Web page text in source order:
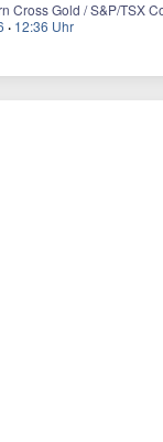
Cross Gold / S&P/TSX
· 12:36 Uhr